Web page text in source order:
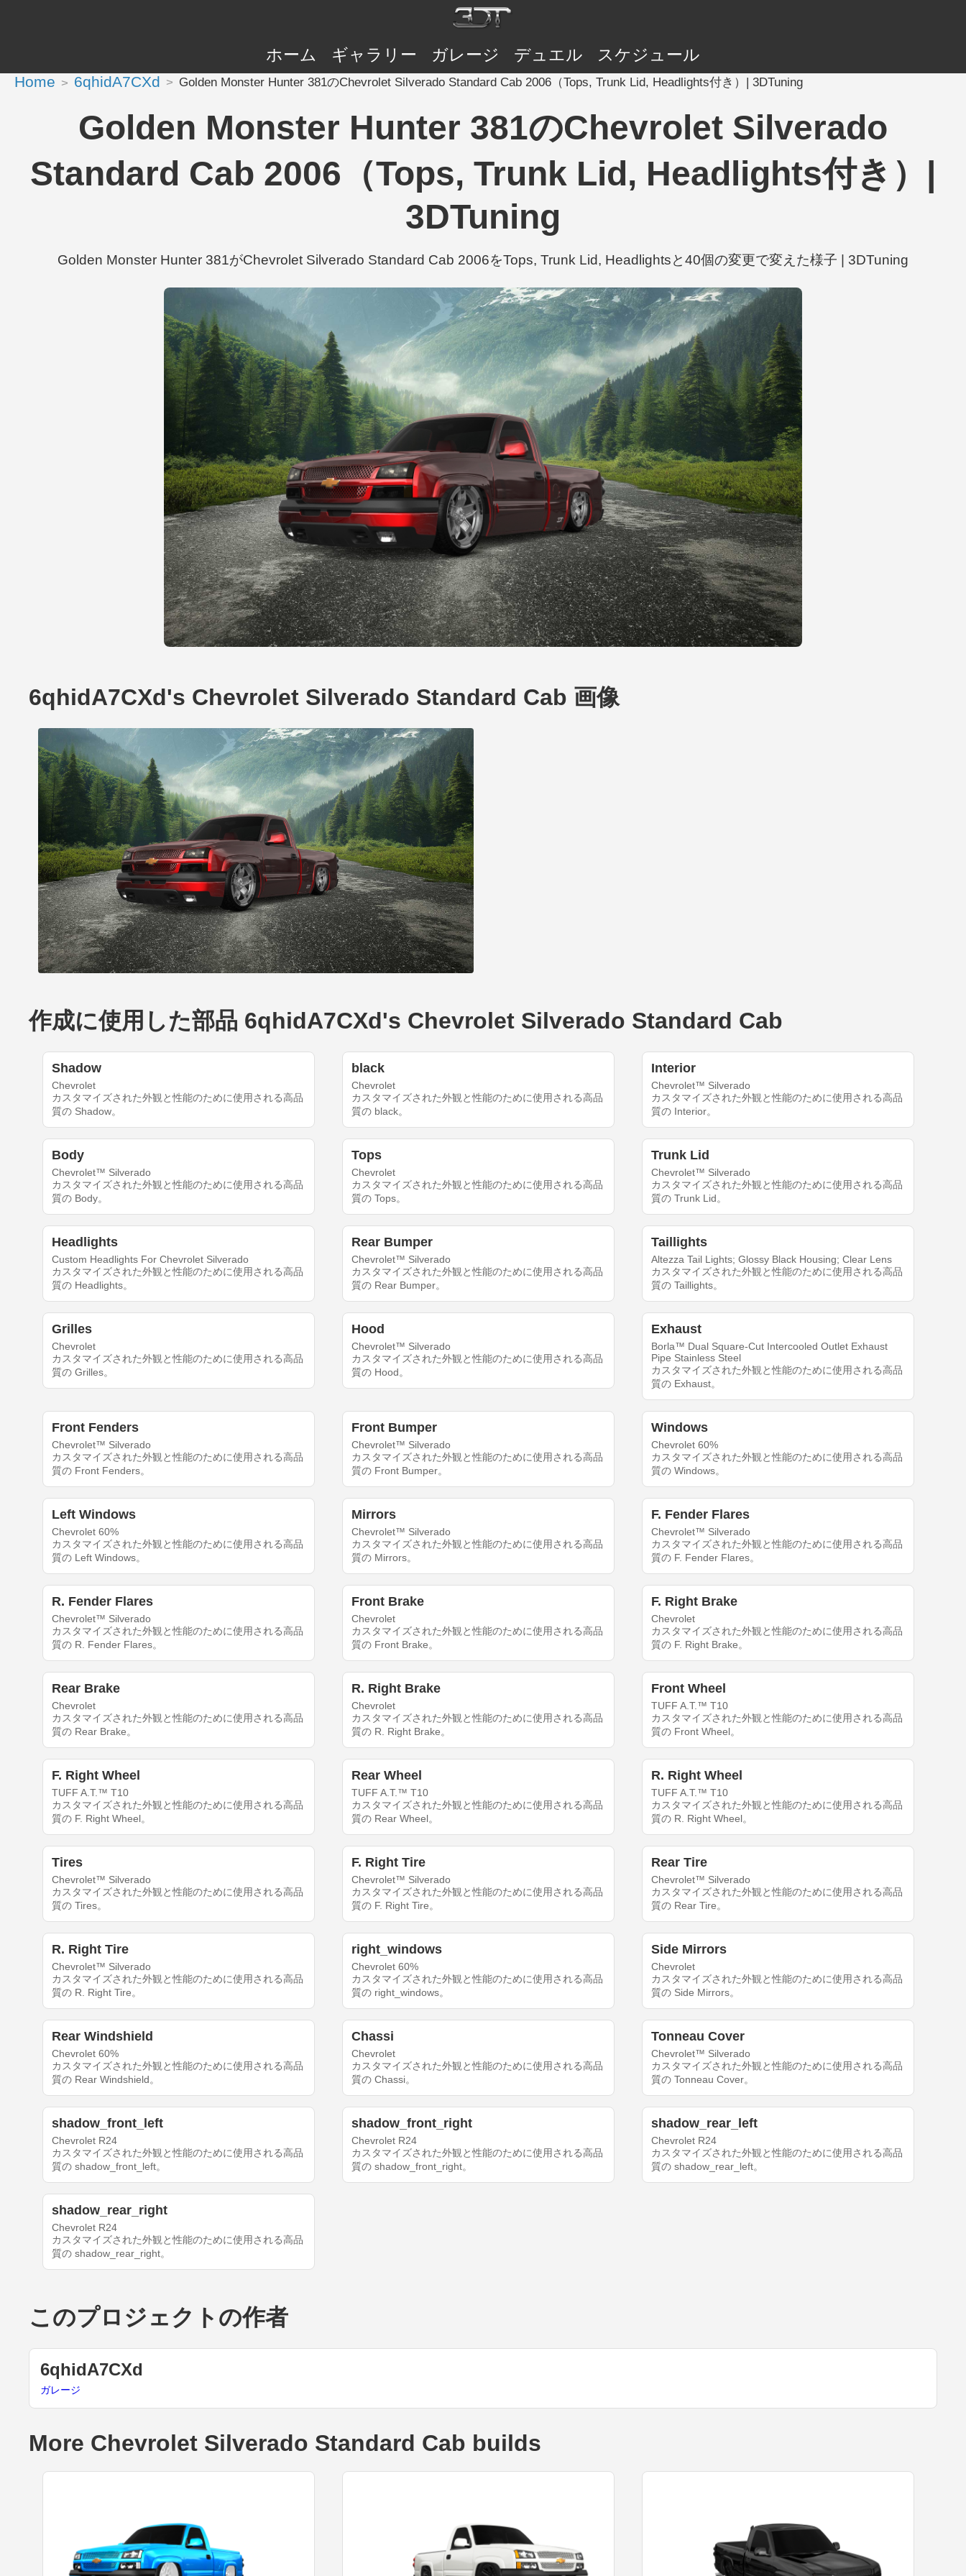
ホーム ギャラリー ガレージ デュエル スケジュール
Home 6qhidA7CXd Golden Monster Hunter 381のChevrolet Silverado Standard Cab 2006（Tops, Trunk Lid, Headlights付き）| 3DTuning
Golden Monster Hunter 381のChevrolet Silverado
Standard Cab 2006（Tops, Trunk Lid, Headlights付き）|
3DTuning
Golden Monster Hunter 381がChevrolet Silverado Standard Cab 2006をTops, Trunk Lid, Headlightsと40個の変更で変えた様子 | 3DTuning
6qhidA7CXd's Chevrolet Silverado Standard Cab 画像
作成に使用した部品 6qhidA7CXd's Chevrolet Silverado Standard Cab
Shadow
Chevrolet
カスタマイズされた外観と性能のために使用される高品
質の Shadow。
black
Chevrolet
カスタマイズされた外観と性能のために使用される高品
質の black。
Interior
Chevrolet™ Silverado
カスタマイズされた外観と性能のために使用される高品
質の Interior。
Body
Chevrolet™ Silverado
カスタマイズされた外観と性能のために使用される高品
質の Body。
Tops
Chevrolet
カスタマイズされた外観と性能のために使用される高品
質の Tops。
Trunk Lid
Chevrolet™ Silverado
カスタマイズされた外観と性能のために使用される高品
質の Trunk Lid。
Headlights
Custom Headlights For Chevrolet Silverado
カスタマイズされた外観と性能のために使用される高品
質の Headlights。
Rear Bumper
Chevrolet™ Silverado
カスタマイズされた外観と性能のために使用される高品
質の Rear Bumper。
Taillights
Altezza Tail Lights; Glossy Black Housing; Clear Lens
カスタマイズされた外観と性能のために使用される高品
質の Taillights。
Grilles
Chevrolet
カスタマイズされた外観と性能のために使用される高品
質の Grilles。
Hood
Chevrolet™ Silverado
カスタマイズされた外観と性能のために使用される高品
質の Hood。
Exhaust
Borla™ Dual Square-Cut Intercooled Outlet Exhaust
Pipe Stainless Steel
カスタマイズされた外観と性能のために使用される高品
質の Exhaust。
Front Fenders
Chevrolet™ Silverado
カスタマイズされた外観と性能のために使用される高品
質の Front Fenders。
Front Bumper
Chevrolet™ Silverado
カスタマイズされた外観と性能のために使用される高品
質の Front Bumper。
Windows
Chevrolet 60%
カスタマイズされた外観と性能のために使用される高品
質の Windows。
Left Windows
Chevrolet 60%
カスタマイズされた外観と性能のために使用される高品
質の Left Windows。
Mirrors
Chevrolet™ Silverado
カスタマイズされた外観と性能のために使用される高品
質の Mirrors。
F. Fender Flares
Chevrolet™ Silverado
カスタマイズされた外観と性能のために使用される高品
質の F. Fender Flares。
R. Fender Flares
Chevrolet™ Silverado
カスタマイズされた外観と性能のために使用される高品
質の R. Fender Flares。
Front Brake
Chevrolet
カスタマイズされた外観と性能のために使用される高品
質の Front Brake。
F. Right Brake
Chevrolet
カスタマイズされた外観と性能のために使用される高品
質の F. Right Brake。
Rear Brake
Chevrolet
カスタマイズされた外観と性能のために使用される高品
質の Rear Brake。
R. Right Brake
Chevrolet
カスタマイズされた外観と性能のために使用される高品
質の R. Right Brake。
Front Wheel
TUFF A.T.™ T10
カスタマイズされた外観と性能のために使用される高品
質の Front Wheel。
F. Right Wheel
TUFF A.T.™ T10
カスタマイズされた外観と性能のために使用される高品
質の F. Right Wheel。
Rear Wheel
TUFF A.T.™ T10
カスタマイズされた外観と性能のために使用される高品
質の Rear Wheel。
R. Right Wheel
TUFF A.T.™ T10
カスタマイズされた外観と性能のために使用される高品
質の R. Right Wheel。
Tires
Chevrolet™ Silverado
カスタマイズされた外観と性能のために使用される高品
質の Tires。
F. Right Tire
Chevrolet™ Silverado
カスタマイズされた外観と性能のために使用される高品
質の F. Right Tire。
Rear Tire
Chevrolet™ Silverado
カスタマイズされた外観と性能のために使用される高品
質の Rear Tire。
R. Right Tire
Chevrolet™ Silverado
カスタマイズされた外観と性能のために使用される高品
質の R. Right Tire。
right_windows
Chevrolet 60%
カスタマイズされた外観と性能のために使用される高品
質の right_windows。
Side Mirrors
Chevrolet
カスタマイズされた外観と性能のために使用される高品
質の Side Mirrors。
Rear Windshield
Chevrolet 60%
カスタマイズされた外観と性能のために使用される高品
質の Rear Windshield。
Chassi
Chevrolet
カスタマイズされた外観と性能のために使用される高品
質の Chassi。
Tonneau Cover
Chevrolet™ Silverado
カスタマイズされた外観と性能のために使用される高品
質の Tonneau Cover。
shadow_front_left
Chevrolet R24
カスタマイズされた外観と性能のために使用される高品
質の shadow_front_left。
shadow_front_right
Chevrolet R24
カスタマイズされた外観と性能のために使用される高品
質の shadow_front_right。
shadow_rear_left
Chevrolet R24
カスタマイズされた外観と性能のために使用される高品
質の shadow_rear_left。
shadow_rear_right
Chevrolet R24
カスタマイズされた外観と性能のために使用される高品
質の shadow_rear_right。
このプロジェクトの作者
6qhidA7CXd
ガレージ
More Chevrolet Silverado Standard Cab builds